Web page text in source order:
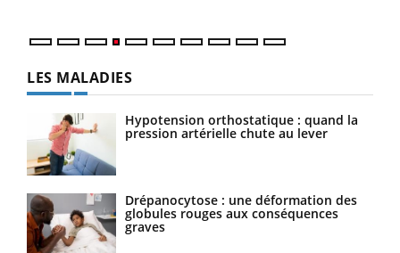
LES MALADIES
Hypotension orthostatique : quand la
pression artérielle chute au lever
Drépanocytose : une déformation des
globules rouges aux conséquences
graves